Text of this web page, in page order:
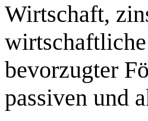
Wirtschaft,
bevorzugter
passiven und